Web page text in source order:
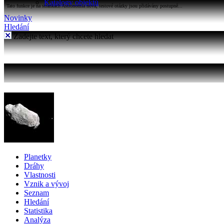
Katalogy objektů
Tato funkce je na stránkách Astronomia nová, testové otázky jsou přidávány postupně...
Novinky
Hledání
Zadejte text, který chcete hledat
Planetky
Dráhy
Vlastnosti
Vznik a vývoj
Seznam
Hledání
Statistika
Analýza